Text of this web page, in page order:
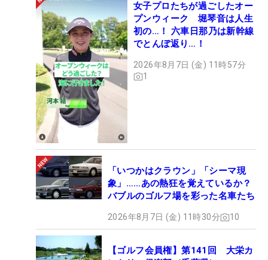
女子プロたちが過ごしたオー
プンウィーク 堀琴音は人生
初の…！ 六車日那乃は新幹線
でとんぼ返り…！
2026年8月7日 (金) 11時57分
1
「いつかはクラウン」「シーマ現
象」……あの熱狂を覚えているか？
バブルのゴルフ場を彩った名車たち
2026年8月7日 (金) 11時30分 10
【ゴルフ会員権】第141回 大栄カ